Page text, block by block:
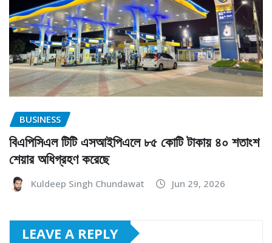
BUSINESS
বিএপিসিএল টিটি এসআইপিএলে ৮৫ কোটি টাকায় ৪০ শতাংশ
শেয়ার অধিগ্রহণ করেছে
Kuldeep Singh Chundawat Jun 29, 2026
LEAVE A REPLY